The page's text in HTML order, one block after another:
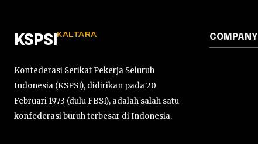
KSPSI KALTARA
Konfederasi Serikat Pekerja Seluruh
Indonesia (KSPSI), didirikan pada 20
Februari 1973 (dulu FBSI), adalah salah satu
konfederasi buruh terbesar di Indonesia.
COMPANY